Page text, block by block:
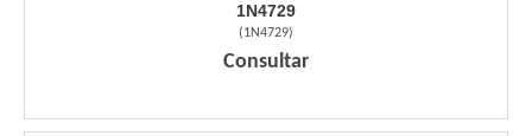
1N4729
(1N4729)
Consultar